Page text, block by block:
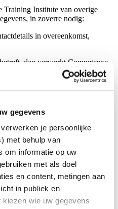
gegevens
verwerken je persoonlijke
met behulp van
om informatie op uw
met als doel
en content, metingen aan
in publiek en
wie uw gegevens
Training Institute van overige
in zoverre nodig:
in overeenkomst,
dan verwerkt Competence
die je gebruikt; het
geschiedt op basis
voor de volgende doeleinden:
die verband houden met
aan een training, opleiding,
en/of scans met betrekking tot
of een bedrijfsintern